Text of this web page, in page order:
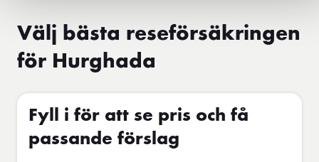
Välj bästa reseförsäkringen
för Hurghada
Fyll i för att se pris och få
passande förslag